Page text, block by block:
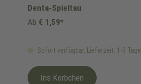
Denta-Spieltau
Sofort verfügbar, Lieferzeit: 1-3 Tage
Ab € 1,59*
Ins Körbchen